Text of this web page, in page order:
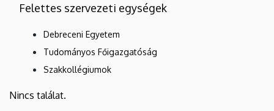
Felettes szervezeti egységek
Debreceni Egyetem
Tudományos Főigazgatóság
Szakkollégiumok
Nincs találat.